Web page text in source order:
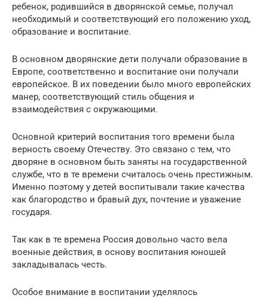
ребенок, родившийся в дворянской семье, получал
необходимый и соответствующий его положению уход,
образование и воспитание.
В основном дворянские дети получали образование в
Европе, соответственно и воспитание они получали
европейское. В их поведении было много европейских
манер, соответствующий стиль общения и
взаимодействия с окружающими.
Основной критерий воспитания того времени была
верность своему Отечеству. Это связано с тем, что
дворяне в основном быть заняты на государственной
службе, что в те времени считалось очень престижным.
Именно поэтому у детей воспитывали такие качества
как благородство и бравый дух, почтение и уважение
государя.
Так как в те времена Россия довольно часто вела
военные действия, в основу воспитания юношей
закладывалась честь.
Особое внимание в воспитании уделялось